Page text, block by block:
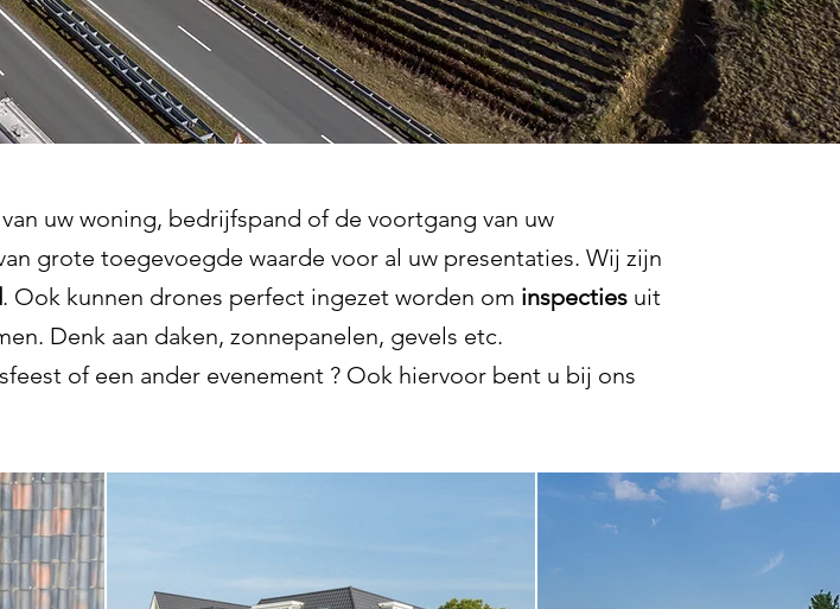
van uw woning, bedrijfspand of de voortgang van uw
grote toegevoegde waarde voor al uw presentaties. Wij zijn
. Ook kunnen drones perfect ingezet worden om inspecties uit
Denk aan daken, zonnepanelen, gevels etc.
of een ander evenement ? Ook hiervoor bent u bij ons